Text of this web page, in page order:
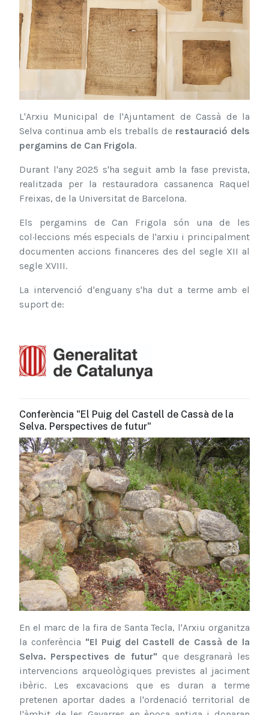
L'Arxiu Municipal de l'Ajuntament de Cassà de la
Selva continua amb els treballs de restauració dels
pergamins de Can Frigola.
Durant l'any 2025 s'ha seguit amb la fase prevista,
realitzada per la restauradora cassanenca Raquel
Freixas, de la Universitat de Barcelona.
Els pergamins de Can Frigola són una de les
col·leccions més especials de l'arxiu i principalment
documenten accions financeres des del segle XII al
segle XVIII.
La intervenció d'enguany s'ha dut a terme amb el
suport de:
Conferència "El Puig del Castell de Cassà de la
Selva. Perspectives de futur"
En el marc de la fira de Santa Tecla, l'Arxiu organitza
la conferència "El Puig del Castell de Cassà de la
Selva. Perspectives de futur" que desgranarà les
intervencions arqueològiques previstes al jaciment
ibèric. Les excavacions que es duran a terme
pretenen aportar dades a l'ordenació territorial de